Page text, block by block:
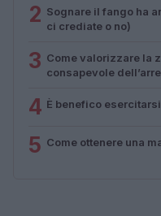
2 Sognare il fango ha
ci crediate o no)
3 Come valorizzare la
consapevole
4 È benefico
5 Come ottenere una